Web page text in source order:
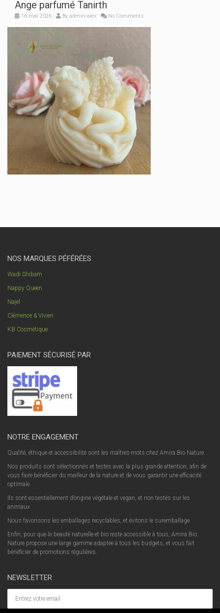
Ange parfumé Tanirth
16 mai 2026 By admin-alex No Comments
NOS MARQUES PÉFÉRÉES
Wadi Shibam
Nappy Queen
Najel
Clémence & Vivien
KB Cosmétique
PAIEMENT SÉCURISÉ PAR
NOTRE ENGAGEMENT
Qualité, éthique et accessibilité sont les maîtres-mots chez Amira Bio Nature.
Nos produits sont sélectionnés et testés avec la plus grande attention, afin de
vous faire bénéficier du meilleur de la nature et de vous garantir une efficacité
optimale.
Ils sont essentiellement d’origine végétale et vegan, et non testés sur les
animaux.
Nous favorisons les emballages recyclables, et évitons le suremballage.
Enfin, pour que la beauté naturelle et bio reste accessible à tous, Amira Bio
Nature propose une large gamme adaptée à tous les budgets, et vous fait
bénéficier de promotions régulières.
NEWSLETTER